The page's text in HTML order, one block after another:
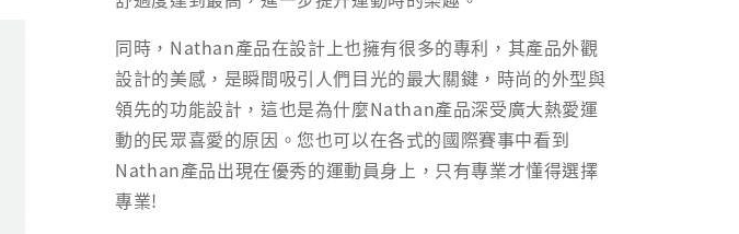
同時，Nathan產品在設計上也擁有很多的專利，其產品外觀
設計的美感，是瞬間吸引人們目光的最大關鍵，時尚的外型與
領先的功能設計，這也是為什麼Nathan產品深受廣大熱愛運
動的民眾喜愛的原因。您也可以在各式的國際賽事中看到
Nathan產品出現在優秀的運動員身上，只有專業才懂得選擇
專業!